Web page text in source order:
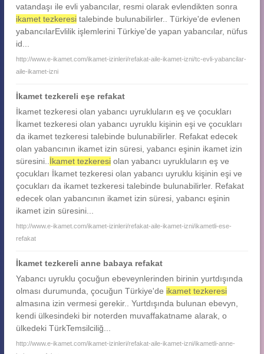
vatandaşı ile evli yabancılar, resmi olarak evlendikten sonra
ikamet tezkeresi talebinde bulunabilirler.. Türkiye'de evlenen
yabancılarEvlilik işlemlerini Türkiye'de yapan yabancılar, nüfus
id...
http://www.e-ikamet.com/ikamet-izinleri/refakat-aile-ikamet-izni/tc-evli-yabancilar-
aile-ikamet-izni
İkamet tezkereli eşe refakat
İkamet tezkeresi olan yabancı uyrukluların eş ve çocukları
İkamet tezkeresi olan yabancı uyruklu kişinin eşi ve çocukları
da ikamet tezkeresi talebinde bulunabilirler. Refakat edecek
olan yabancının ikamet izin süresi, yabancı eşinin ikamet izin
süresini..İkamet tezkeresi olan yabancı uyrukluların eş ve
çocukları İkamet tezkeresi olan yabancı uyruklu kişinin eşi ve
çocukları da ikamet tezkeresi talebinde bulunabilirler. Refakat
edecek olan yabancının ikamet izin süresi, yabancı eşinin
ikamet izin süresini...
http://www.e-ikamet.com/ikamet-izinleri/refakat-aile-ikamet-izni/ikametli-ese-
refakat
İkamet tezkereli anne babaya refakat
Yabancı uyruklu çocuğun ebeveynlerinden birinin yurtdışında
olması durumunda, çocuğun Türkiye'de ikamet tezkeresi
almasına izin vermesi gerekir.. Yurtdışında bulunan ebevyn,
kendi ülkesindeki bir noterden muvaffakatname alarak, o
ülkedeki TürkTemsilciliğ...
http://www.e-ikamet.com/ikamet-izinleri/refakat-aile-ikamet-izni/ikametli-anne-